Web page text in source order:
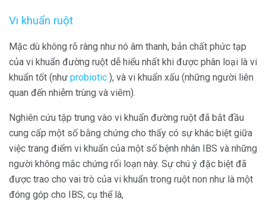
Vi khuẩn ruột
Mặc dù không rõ ràng như nó âm thanh, bản chất phức tạp
của vi khuẩn đường ruột dễ hiểu nhất khi được phân loại là vi
khuẩn tốt (như probiotic ), và vi khuẩn xấu (những người liên
quan đến nhiễm trùng và viêm).
Nghiên cứu tập trung vào vi khuẩn đường ruột đã bắt đầu
cung cấp một số bằng chứng cho thấy có sự khác biệt giữa
việc trang điểm vi khuẩn của một số bệnh nhân IBS và những
người không mắc chứng rối loạn này. Sự chú ý đặc biệt đã
được trao cho vai trò của vi khuẩn trong ruột non như là một
đóng góp cho IBS, cụ thể là,